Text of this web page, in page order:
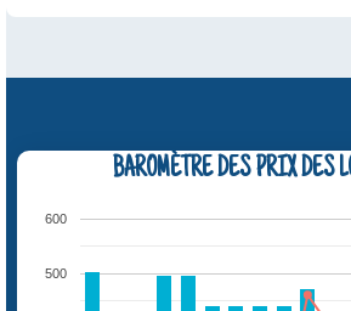
BAROMÈTRE DES PRIX DES
500
600